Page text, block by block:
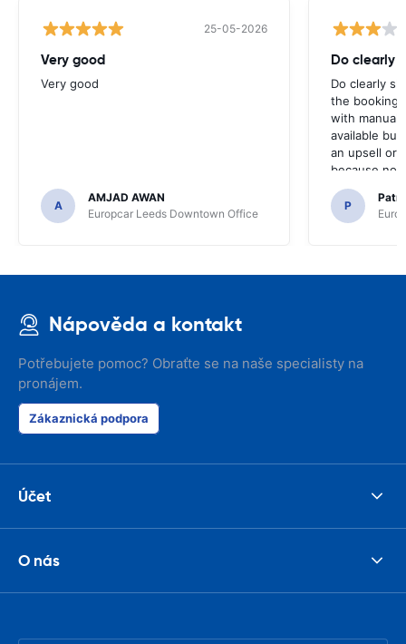
25-05-2026
Very good
Very good
A
AMJAD AWAN
Europcar Leeds Downtown Office
Do clearly
Do clearly
the booking
with manual
available
an upsell or
because no
time of
P
Nápověda a kontakt
Potřebujete pomoc? Obraťte se na naše specialisty na
pronájem.
Zákaznická podpora
Účet
O nás